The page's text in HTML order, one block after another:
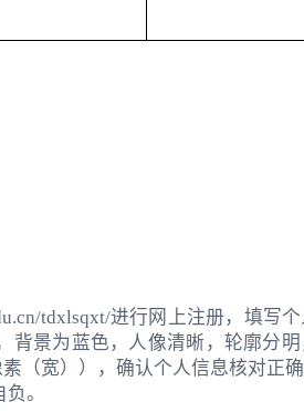
tdxlsqxt/进行网上注册，填写
背景为蓝色，人像清晰，轮廓分明
（宽）），确认个人信息核对正
。